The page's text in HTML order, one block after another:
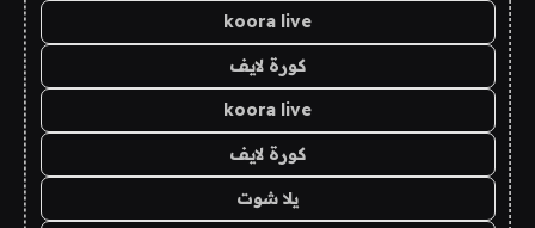
koora live
كورة لايف
koora live
كورة لايف
يلا شوت